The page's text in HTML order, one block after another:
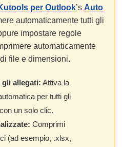
per Outlook’s Auto
automaticamente tutti gli
impostare regole
automaticamente
file e dimensioni.
allegati: Attiva la
per tutti gli
un solo clic.
Comprimi
(ad esempio, .xlsx,